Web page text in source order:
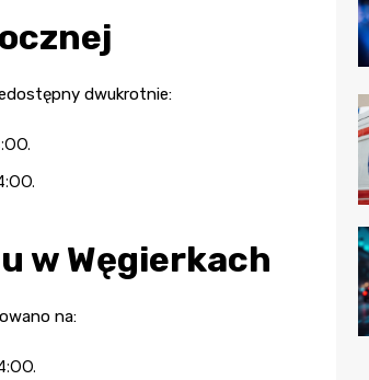
dwukrotnie:
w Węgierkach
na: